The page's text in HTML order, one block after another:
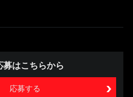
募はこちらから
応募する